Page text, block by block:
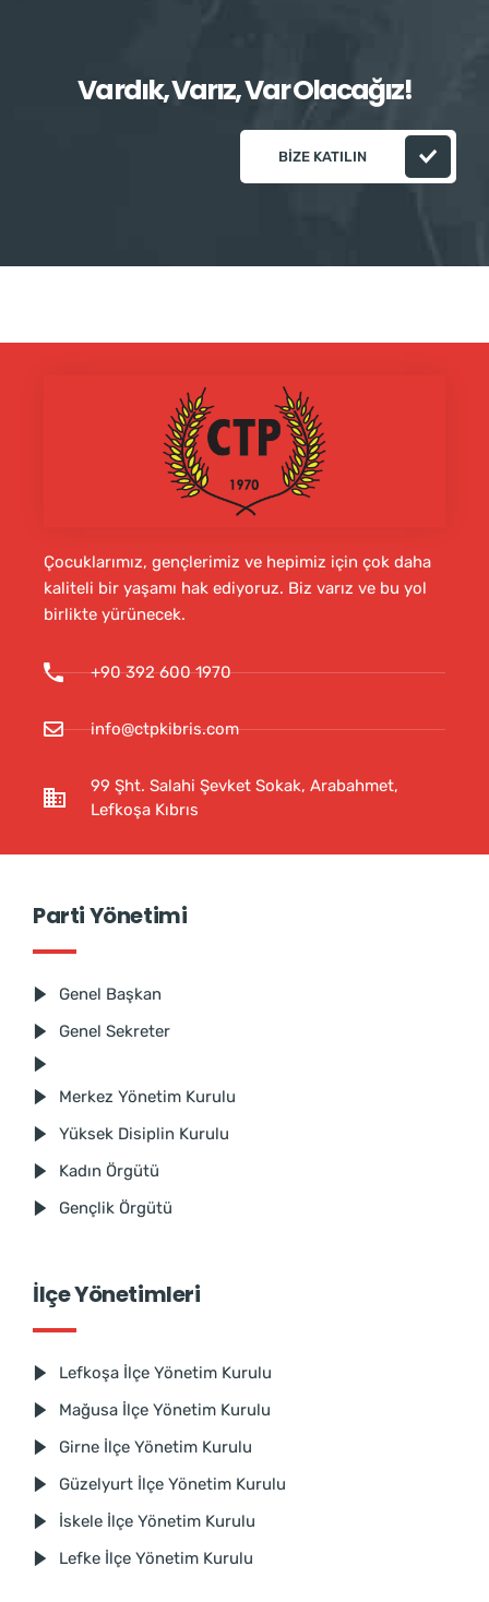
Vardık, Varız, Var Olacağız!
BIZE KATILIN
Çocuklarımız, gençlerimiz ve hepimiz için çok daha
kaliteli bir yaşamı hak ediyoruz. Biz varız ve bu yol
birlikte yürünecek.
+90 392 600 1970
info@ctpkibris.com
99 Şht. Salahi Şevket Sokak, Arabahmet,
Lefkoşa Kıbrıs
Parti Yönetimi
Genel Başkan
Genel Sekreter
Merkez Yönetim Kurulu
Yüksek Disiplin Kurulu
Kadın Örgütü
Gençlik Örgütü
İlçe Yönetimleri
Lefkoşa İlçe Yönetim Kurulu
Mağusa İlçe Yönetim Kurulu
Girne İlçe Yönetim Kurulu
Güzelyurt İlçe Yönetim Kurulu
İskele İlçe Yönetim Kurulu
Lefke İlçe Yönetim Kurulu